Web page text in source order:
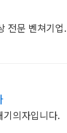
전문 벤쳐기업.
의자입니다.